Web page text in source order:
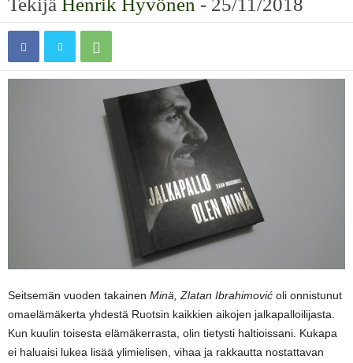
Tekijä Henrik Hyvönen - 25/11/2018
Seitsemän vuoden takainen Minä, Zlatan Ibrahimović oli onnistunut
omaelämäkerta yhdestä Ruotsin kaikkien aikojen jalkapalloilijasta.
Kun kuulin toisesta elämäkerrasta, olin tietysti haltioissani. Kukapa
ei haluaisi lukea lisää ylimielisen, vihaa ja rakkautta nostattavan